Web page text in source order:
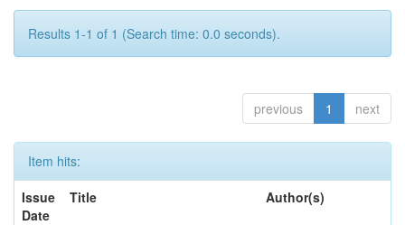
Results 1-1 of 1 (Search time: 0.0 seconds).
previous 1 next
Item hits:
Issue
Date
Title Author(s)